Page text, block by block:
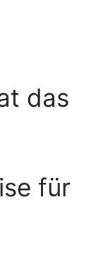
das
für